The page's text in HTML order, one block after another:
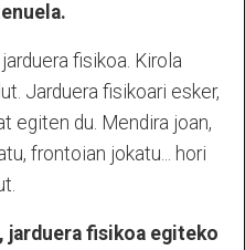
fisikoa. Kirola
Jarduera fisikoari esker,
egiten du. Mendira joan,
frontoian jokatu... hori
jarduera fisikoa egiteko